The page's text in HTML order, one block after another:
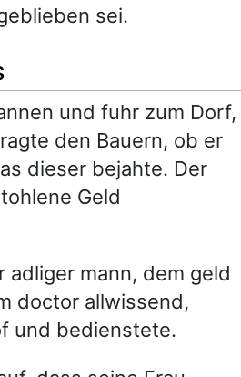
sei.
und fuhr zum Dorf,
den Bauern, ob er
dieser bejahte. Der
Geld
mann, dem geld
doctor allwissend,
und bedienstete.